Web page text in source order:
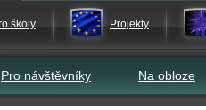
školy Projekty
Pro návštěvníky Na obloze